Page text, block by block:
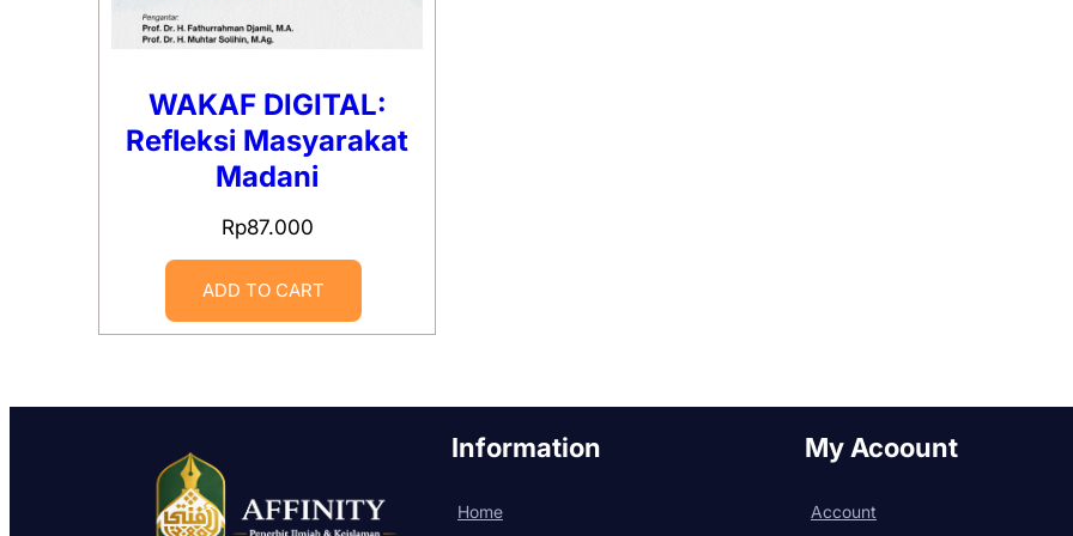
WAKAF DIGITAL:
Refleksi Masyarakat
Madani
Rp87.000
ADD TO CART
Information
Home
My Acoount
Account